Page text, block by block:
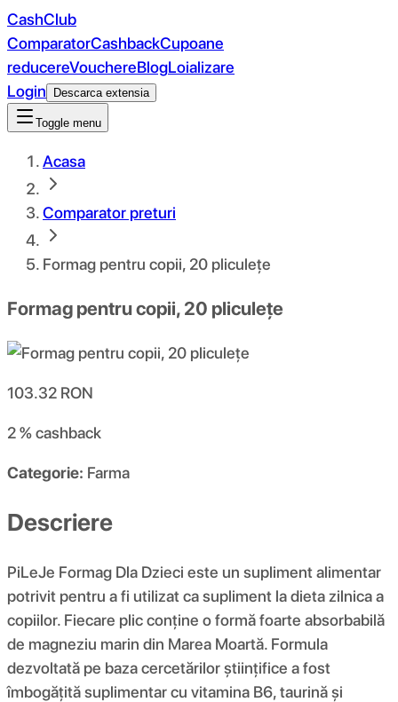
CashClub
ComparatorCashbackCupoane
reducereVouchereBlogLoializare
Login
Descarca extensia
Toggle menu
Acasa
Comparator preturi
Formag pentru copii, 20 pliculețe
Formag pentru copii, 20 pliculețe
103.32 RON
2 %cashback
Categorie: Farma
Descriere
PiLeJe Formag Dla Dzieci este un supliment alimentar
potrivit pentru a fi utilizat ca supliment la dieta zilnica a
copiilor. Fiecare plic conține o formă foarte absorbabilă
de magneziu marin din Marea Moartă. Formula
dezvoltată pe baza cercetărilor științifice a fost
îmbogățită suplimentar cu vitamina B6, taurină și